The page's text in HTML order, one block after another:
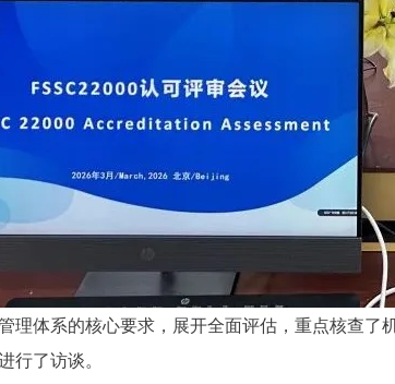
理体系的核心要求，展开全面评估，重点核查
行了访谈。